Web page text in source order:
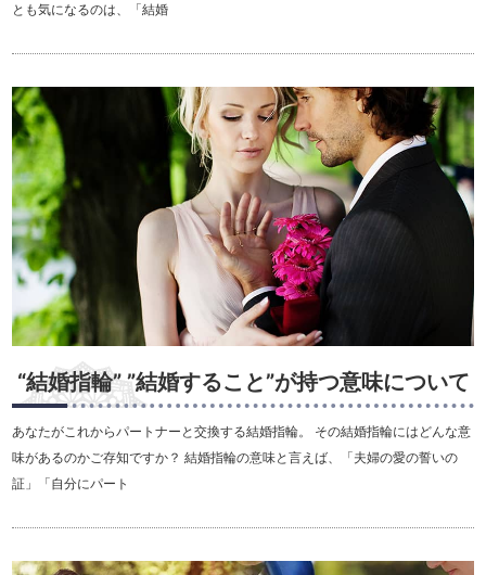
とも気になるのは、「結婚
“結婚指輪” ”結婚すること”が持つ意味について
あなたがこれからパートナーと交換する結婚指輪。 その結婚指輪にはどんな意
味があるのかご存知ですか？ 結婚指輪の意味と言えば、「夫婦の愛の誓いの
証」「自分にパート